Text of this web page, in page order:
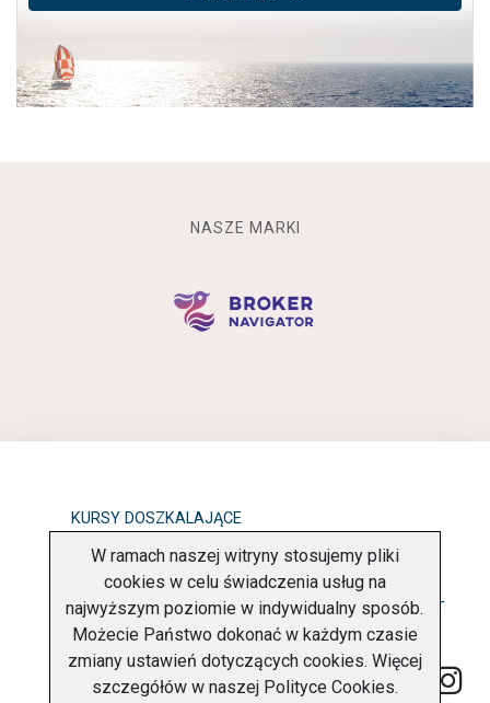
NASZE MARKI
KURSY DOSZKALAJĄCE
OBOWIĄZEK INFORMACYJNY
POLITYKA PRYWATNOŚCI O FIRMIE KONTAKT
W ramach naszej witryny stosujemy pliki
cookies w celu świadczenia usług na
najwyższym poziomie w indywidualny sposób.
Możecie Państwo dokonać w każdym czasie
zmiany ustawień dotyczących cookies. Więcej
szczegółów w naszej Polityce Cookies.